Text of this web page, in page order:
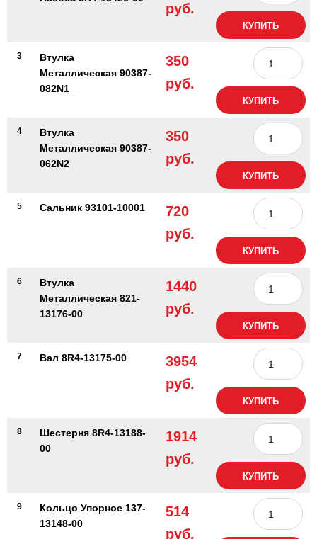
руб.
КУПИТЬ
3
Втулка
Металлическая 90387-
082N1
350
руб.
КУПИТЬ
4
Втулка
Металлическая 90387-
062N2
350
руб.
КУПИТЬ
5 Сальник 93101-10001
720
руб.
КУПИТЬ
6
Втулка
Металлическая 821-
13176-00
1440
руб.
КУПИТЬ
7 Вал 8R4-13175-00
3954
руб.
КУПИТЬ
8
Шестерня 8R4-13188-
00
1914
руб.
КУПИТЬ
9
Кольцо Упорное 137-
13148-00
514
руб.